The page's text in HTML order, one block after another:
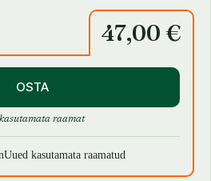
seega suure lünga Eesti kultuuriloo
47,00 €
OSTA
raamat
Uued kasutamata raamatud